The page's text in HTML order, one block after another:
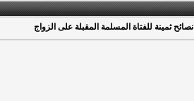
نصائح ثمينة للفتاة المسلمة المقبلة على الزواج